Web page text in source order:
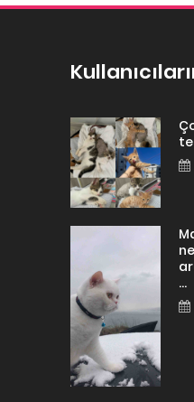
...